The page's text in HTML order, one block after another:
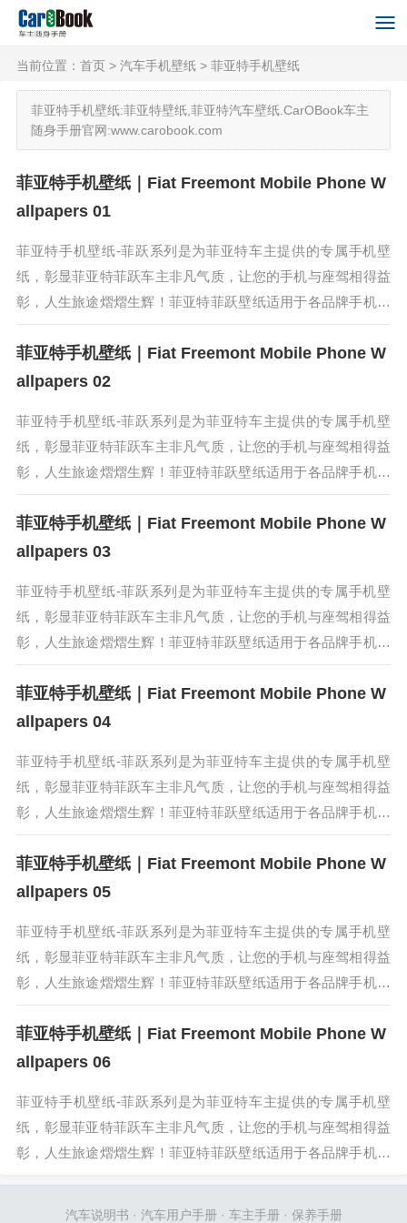
当前位置： 首页 > 汽车手机壁纸 > 菲亚特手机壁纸
菲亚特手机壁纸:菲亚特壁纸,菲亚特汽车壁纸.CarOBook车主
随身手册官网:www.carobook.com
菲亚特手机壁纸｜Fiat Freemont Mobile Phone W
allpapers 01
菲亚特手机壁纸-菲跃系列是为菲亚特车主提供的专属手机壁
纸，彰显菲亚特菲跃车主非凡气质，让您的手机与座驾相得益
彰，人生旅途熠熠生辉！菲亚特菲跃壁纸适用于各品牌手机和
操作系统，保存高清原图在手机相册，即可直接使用。菲亚特
菲跃（Freemont）...
菲亚特手机壁纸｜Fiat Freemont Mobile Phone W
allpapers 02
菲亚特手机壁纸-菲跃系列是为菲亚特车主提供的专属手机壁
纸，彰显菲亚特菲跃车主非凡气质，让您的手机与座驾相得益
彰，人生旅途熠熠生辉！菲亚特菲跃壁纸适用于各品牌手机和
操作系统，保存高清原图在手机相册，即可直接使用。菲亚特
菲跃（Freemont）...
菲亚特手机壁纸｜Fiat Freemont Mobile Phone W
allpapers 03
菲亚特手机壁纸-菲跃系列是为菲亚特车主提供的专属手机壁
纸，彰显菲亚特菲跃车主非凡气质，让您的手机与座驾相得益
彰，人生旅途熠熠生辉！菲亚特菲跃壁纸适用于各品牌手机和
操作系统，保存高清原图在手机相册，即可直接使用。菲亚特
菲跃（Freemont）...
菲亚特手机壁纸｜Fiat Freemont Mobile Phone W
allpapers 04
菲亚特手机壁纸-菲跃系列是为菲亚特车主提供的专属手机壁
纸，彰显菲亚特菲跃车主非凡气质，让您的手机与座驾相得益
彰，人生旅途熠熠生辉！菲亚特菲跃壁纸适用于各品牌手机和
操作系统，保存高清原图在手机相册，即可直接使用。菲亚特
菲跃（Freemont）...
菲亚特手机壁纸｜Fiat Freemont Mobile Phone W
allpapers 05
菲亚特手机壁纸-菲跃系列是为菲亚特车主提供的专属手机壁
纸，彰显菲亚特菲跃车主非凡气质，让您的手机与座驾相得益
彰，人生旅途熠熠生辉！菲亚特菲跃壁纸适用于各品牌手机和
操作系统，保存高清原图在手机相册，即可直接使用。菲亚特
菲跃（Freemont）...
菲亚特手机壁纸｜Fiat Freemont Mobile Phone W
allpapers 06
菲亚特手机壁纸-菲跃系列是为菲亚特车主提供的专属手机壁
纸，彰显菲亚特菲跃车主非凡气质，让您的手机与座驾相得益
彰，人生旅途熠熠生辉！菲亚特菲跃壁纸适用于各品牌手机和
汽车说明书 · 汽车用户手册· 车主手册· 保养手册